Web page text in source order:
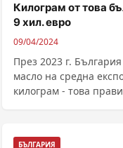
Килограм от това
9 хил. евро
09/04/2024
През 2023 г.
масло на средна
килограм - това
БЪЛГАРИЯ